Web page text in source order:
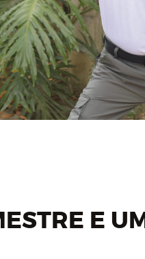
E